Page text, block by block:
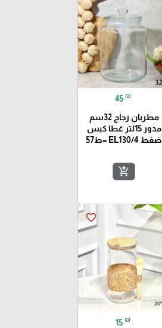
45 ₪
مطربان زجاج 32سم
مدور 15لتر غطا كبس
ضغط EL130/4 =ط57
add_shopping_cart
favorite_border
15 ₪